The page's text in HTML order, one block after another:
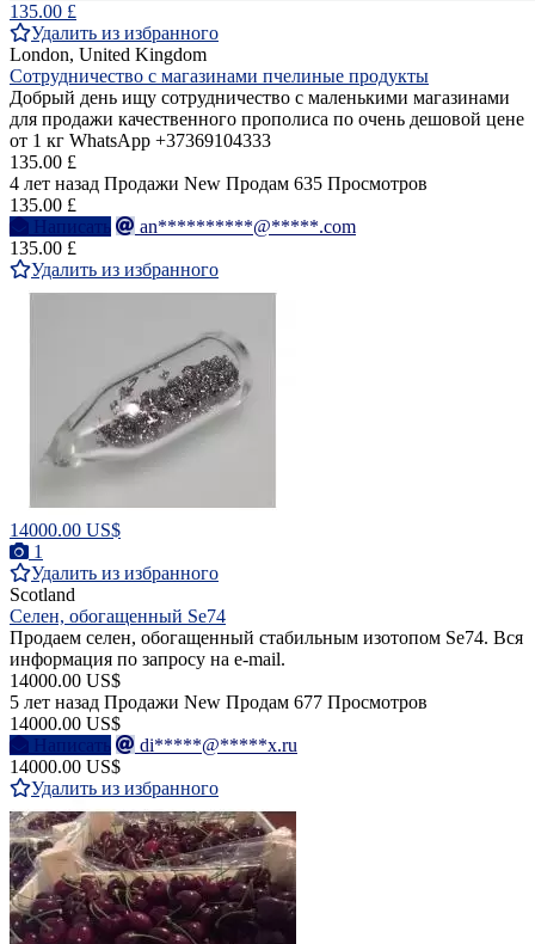
135.00 £
Удалить из избранного
London, United Kingdom
Сотрудничество с магазинами пчелиные продукты
Добрый день ищу сотрудничество с маленькими магазинами
для продажи качественного прополиса по очень дешовой цене
от 1 кг WhatsApp +37369104333
135.00 £
4 лет назад Продажи New Продам 635 Просмотров
135.00 £
Написать
an**********@*****.com
135.00 £
Удалить из избранного
14000.00 US$
1
Удалить из избранного
Scotland
Селен, обогащенный Se74
Продаем селен, обогащенный стабильным изотопом Se74. Вся
информация по запросу на e-mail.
14000.00 US$
5 лет назад Продажи New Продам 677 Просмотров
14000.00 US$
Написать
di*****@*****x.ru
14000.00 US$
Удалить из избранного